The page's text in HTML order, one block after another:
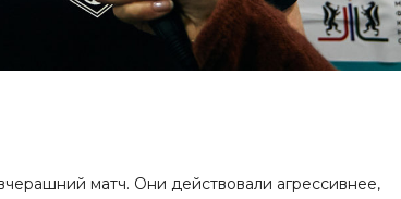
матч. Они действовали агрессивнее,